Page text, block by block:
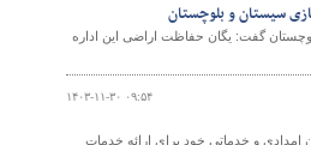
سیستان و بلوچستان
گفت: یگان حفاظت اراضی این اداره
۱۴۰۳-۱۱-۳۰ ۰۹:۵۴
و خدماتی خود برای ارائه خدمات